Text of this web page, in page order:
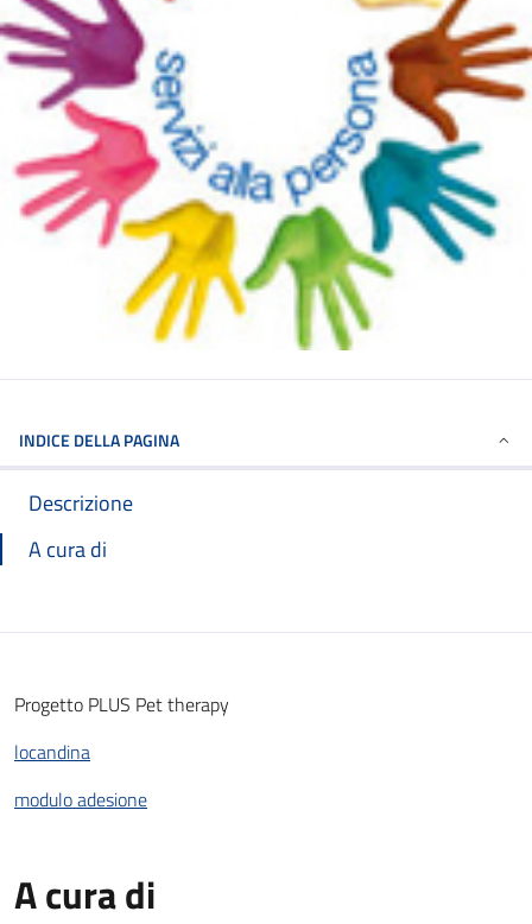
INDICE DELLA PAGINA
Descrizione
A cura di
Progetto PLUS Pet therapy
locandina
modulo adesione
A cura di